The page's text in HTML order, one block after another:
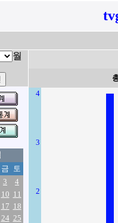
월
금 토
3
4
10 11
17 18
24 25
4
3
2